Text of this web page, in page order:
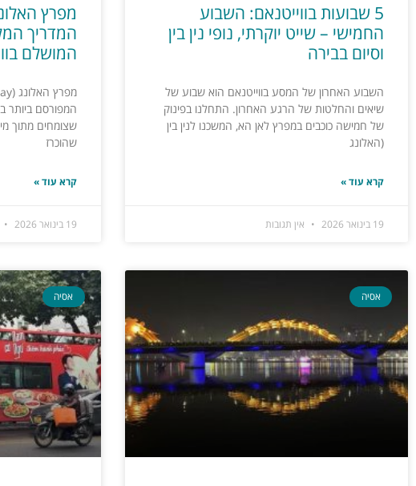
5 שבועות בווייטנאם: השבוע
החמישי – שייט יוקרתי, נופי נין בין
וסיום בבירה
השבוע האחרון של המסע בווייטנאם הוא שבוע של
שיאים והחלטות של הרגע האחרון. התחלנו בפינוק
של חמישה כוכבים במפרץ לאן הא, המשכנו לנין בין
(האלונג
קרא עוד »
19 בינואר 2026 אין תגובות
מפרץ
המדריך
המושלם
המפורסם ביותר
שצומחים מתוך
שהוכרז
קרא עוד »
19 בינואר 2026
אסיה אסיה